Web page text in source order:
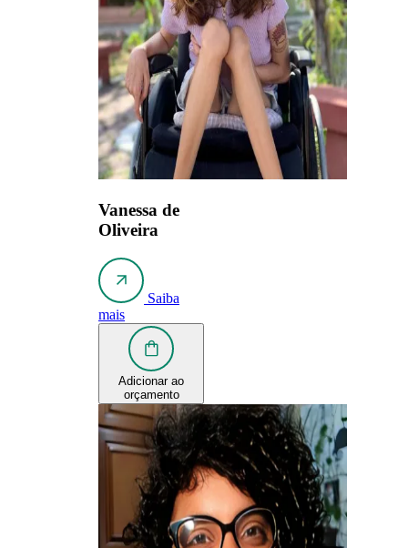
Vanessa de
Oliveira
Saiba
mais
Adicionar ao
orçamento